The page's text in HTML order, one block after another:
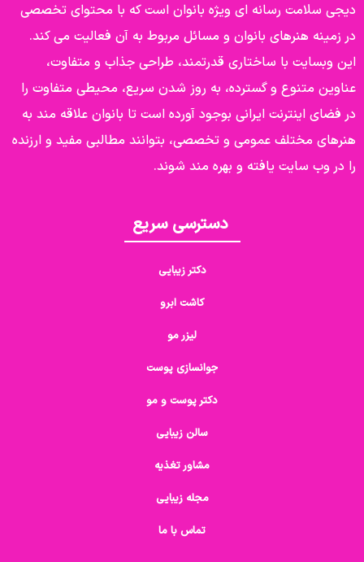
دیجی سلامت رسانه ای ویژه بانوان است که با محتوای تخصصی
در زمینه هنرهای بانوان و مسائل مربوط به آن فعالیت می کند.
این وبسایت با ساختاری قدرتمند، طراحی جذاب و متفاوت،
عناوین متنوع و گسترده، به روز شدن سریع، محیطی متفاوت را
در فضای اینترنت ایرانی بوجود آورده است تا بانوان علاقه مند به
هنرهای مختلف عمومی و تخصصی، بتوانند مطالبی مفید و ارزنده
را در وب سایت یافته و بهره مند شوند.
دسترسی سریع
دکتر زیبایی
کاشت ابرو
لیزر مو
جوانسازی پوست
دکتر پوست و مو
سالن زیبایی
مشاور تغذیه
مجله زیبایی
تماس با ما